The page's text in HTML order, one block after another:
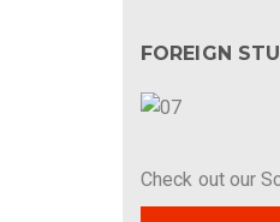
FOREIGN
Check out our